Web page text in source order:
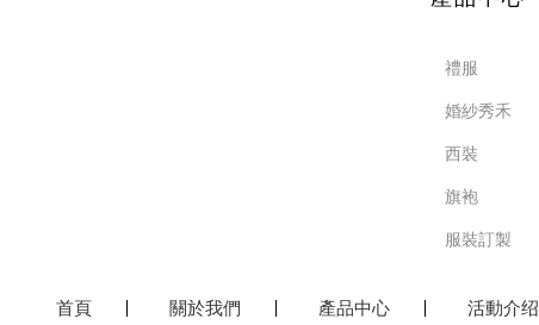
禮服
婚紗秀禾
西裝
旗袍
服裝訂製
首頁 關於我們 產品中心 活動介绍